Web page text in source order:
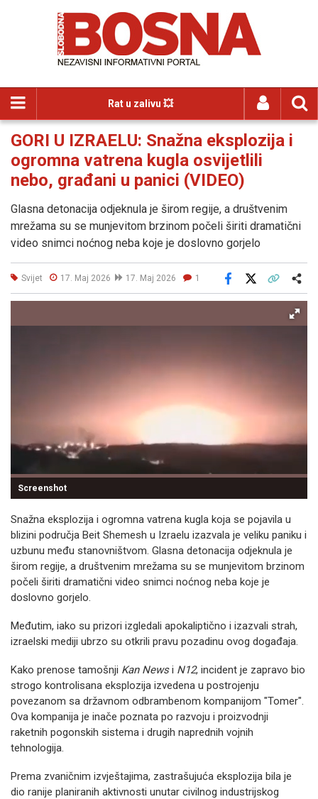
Rat u zalivu 💥
GORI U IZRAELU: Snažna eksplozija i
ogromna vatrena kugla osvijetlili
nebo, građani u panici (VIDEO)
Glasna detonacija odjeknula je širom regije, a društvenim
mrežama su se munjevitom brzinom počeli širiti dramatični
video snimci noćnog neba koje je doslovno gorjelo
Svijet 17. Maj 2026 17. Maj 2026 1
Facebook
Screenshot
Snažna eksplozija i ogromna vatrena kugla koja se pojavila u
blizini područja Beit Shemesh u Izraelu izazvala je veliku paniku i
uzbunu među stanovništvom. Glasna detonacija odjeknula je
širom regije, a društvenim mrežama su se munjevitom brzinom
počeli širiti dramatični video snimci noćnog neba koje je
doslovno gorjelo.
Međutim, iako su prizori izgledali apokaliptično i izazvali strah,
izraelski mediji ubrzo su otkrili pravu pozadinu ovog događaja.
Kako prenose tamošnji Kan Newsi N12, incident je zapravo bio
strogo kontrolisana eksplozija izvedena u postrojenju
povezanom sa državnom odbrambenom kompanijom "Tomer".
Ova kompanija je inače poznata po razvoju i proizvodnji
raketnih pogonskih sistema i drugih naprednih vojnih
tehnologija.
Prema zvaničnim izvještajima, zastrašujuća eksplozija bila je
dio ranije planiranih aktivnosti unutar civilnog industrijskog